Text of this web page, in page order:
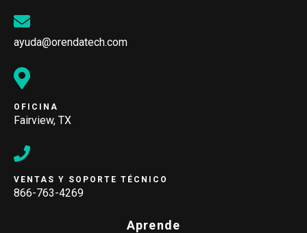
ayuda@orendatech.com
OFICINA
Fairview, TX
VENTAS Y SOPORTE TÉCNICO
866-763-4269
Aprende